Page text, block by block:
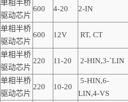
单相半桥
驱动芯片
600 4-20 2-IN
单相半桥
驱动芯片
600 12V RT, CT
单相半桥
驱动芯片
220 11-20 2-HIN,3-`LIN
单相半桥
驱动芯片
220 10-20
5-HIN,6-
LIN,4-VS